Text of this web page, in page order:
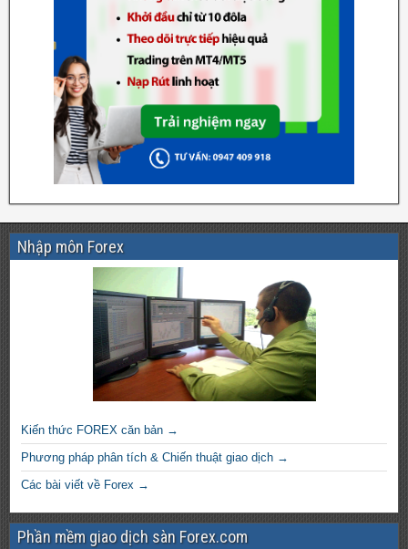
Nhập môn Forex
Kiến thức FOREX căn bản →
Phương pháp phân tích & Chiến thuật giao dịch →
Các bài viết về Forex →
Phần mềm giao dịch sàn Forex.com